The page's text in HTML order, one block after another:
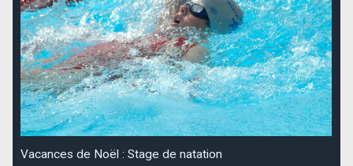
Vacances de Noël : Stage de natation